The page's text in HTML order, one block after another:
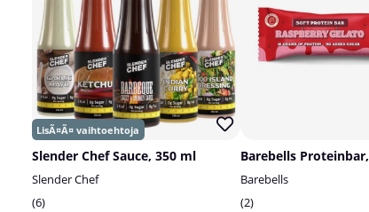
Slender Chef Sauce, 350 ml
Slender Chef
6
Barebells
Barebells
2